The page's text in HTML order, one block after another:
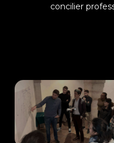
concilier